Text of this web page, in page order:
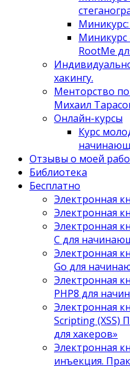
Миникурс:
Миникурс
RootMe
хакингу.
Менторство
Михаил
Онлайн-курсы
Курс
Отзывы о моей
Библиотека
Бесплатно
Электронная
Электронная
Электронная
C для
Электронная
Go для
Электронная
PHP8 для
Электронная
Scripting (XSS)
для хакеров»
Электронная
инъекция.